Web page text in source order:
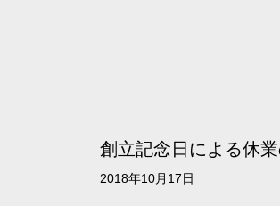
創立記念日による休
2018年10月17日